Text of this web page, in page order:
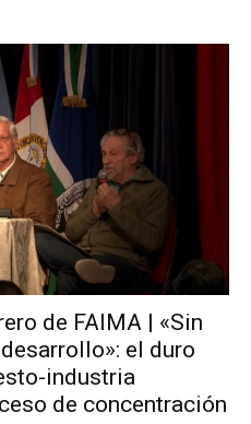
de FAIMA | «Sin
el duro
industria
de concentración